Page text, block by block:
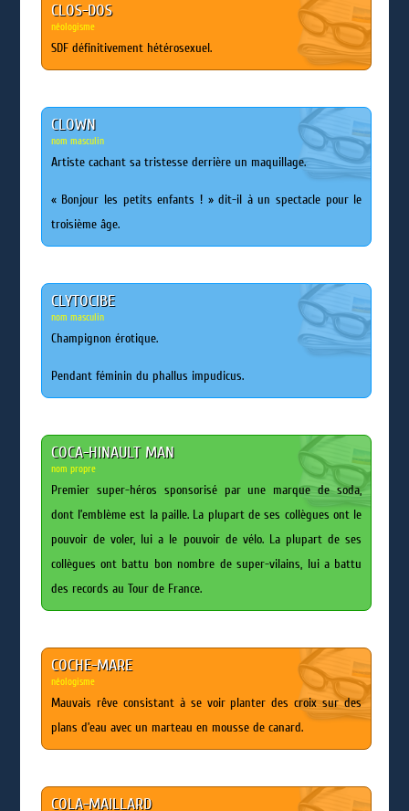
CLOS-DOS
néologisme
SDF définitivement hétérosexuel.
CLOWN
nom masculin
Artiste cachant sa tristesse derrière un maquillage.
« Bonjour les petits enfants ! » dit-il à un spectacle pour le
troisième âge.
CLYTOCIBE
nom masculin
Champignon érotique.
Pendant féminin du phallus impudicus.
COCA-HINAULT MAN
nom propre
Premier super-héros sponsorisé par une marque de soda,
dont l’emblème est la paille. La plupart de ses collègues ont le
pouvoir de voler, lui a le pouvoir de vélo. La plupart de ses
collègues ont battu bon nombre de super-vilains, lui a battu
des records au Tour de France.
COCHE-MARE
néologisme
Mauvais rêve consistant à se voir planter des croix sur des
plans d’eau avec un marteau en mousse de canard.
COLA-MAILLARD